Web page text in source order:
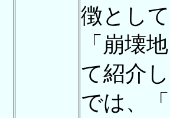
徴とし
「崩壊
て紹介
では、